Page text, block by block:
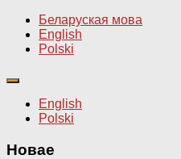
Беларуская мова
English
Polski
English
Polski
Новае